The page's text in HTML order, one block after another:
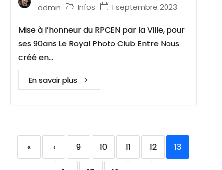
admin Infos 1 septembre 2023
Mise à l’honneur du RPCEN par la Ville, pour
ses 90ans Le Royal Photo Club Entre Nous
créé en…
En savoir plus
« ‹ 9 10 11 12 13